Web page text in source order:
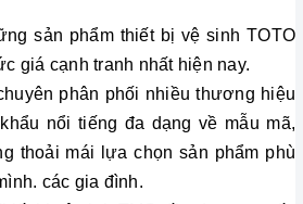
sản phẩm thiết bị vệ sinh TOTO
giá cạnh tranh nhất hiện nay.
phân phối nhiều thương hiệu
nổi tiếng đa dạng về mẫu mã,
thoải mái lựa chọn sản phẩm phù
các gia đình.